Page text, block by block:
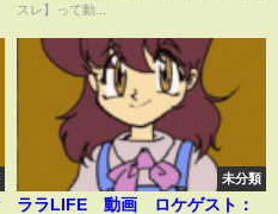
スレ】って動...
未分類
ララLIFE 動画 ロケゲスト：